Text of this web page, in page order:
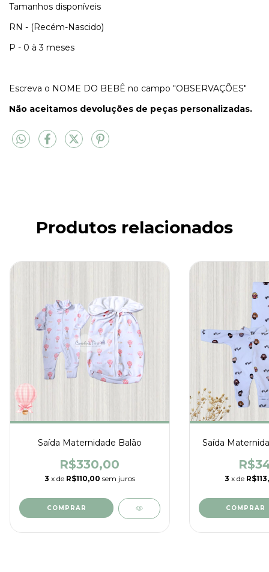
Tamanhos disponíveis
RN - (Recém-Nascido)
P - 0 à 3 meses
Escreva o NOME DO BEBÊ no campo "OBSERVAÇÕES"
Não aceitamos devoluções de peças personalizadas.
Produtos relacionados
Saída Maternidade Balão
R$330,00
3 x de R$110,00 sem juros
COMPRAR
Saída
3 x de
COMPRAR